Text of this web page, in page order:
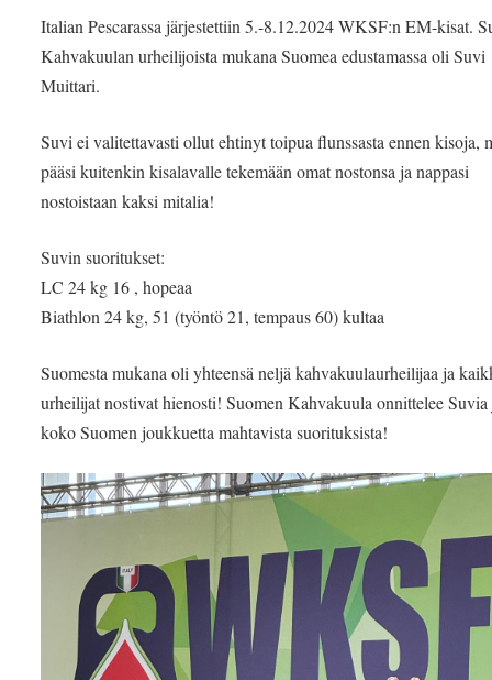
Italian Pescarassa järjestettiin 5.-8.12.2024 WKSF:n EM-kisat.
Kahvakuulan urheilijoista mukana Suomea edustamassa oli Suvi
Muittari.
Suvi ei valitettavasti ollut ehtinyt toipua flunssasta ennen kisoja,
pääsi kuitenkin kisalavalle tekemään omat nostonsa ja nappasi
nostoistaan kaksi mitalia!
Suvin suoritukset:
LC 24 kg 16 , hopeaa
Biathlon 24 kg, 51 (työntö 21, tempaus 60) kultaa
Suomesta mukana oli yhteensä neljä kahvakuulaurheilijaa ja
urheilijat nostivat hienosti! Suomen Kahvakuula onnittelee Suvia
koko Suomen joukkuetta mahtavista suorituksista!